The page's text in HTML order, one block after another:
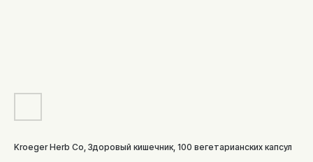
Kroeger Herb Co, Здоровый кишечник, 100 вегетарианских капсул